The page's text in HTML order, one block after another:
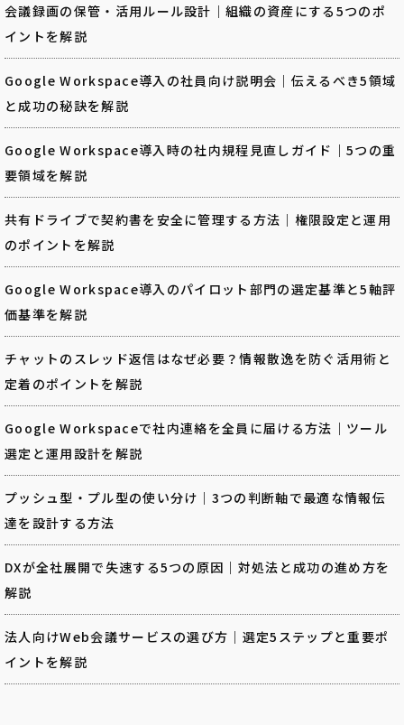
会議録画の保管・活用ルール設計｜組織の資産にする5つのポ
イントを解説
Google Workspace導入の社員向け説明会｜伝えるべき5領域
と成功の秘訣を解説
Google Workspace導入時の社内規程見直しガイド｜5つの重
要領域を解説
共有ドライブで契約書を安全に管理する方法｜権限設定と運用
のポイントを解説
Google Workspace導入のパイロット部門の選定基準と5軸評
価基準を解説
チャットのスレッド返信はなぜ必要？情報散逸を防ぐ活用術と
定着のポイントを解説
Google Workspaceで社内連絡を全員に届ける方法｜ツール
選定と運用設計を解説
プッシュ型・プル型の使い分け｜3つの判断軸で最適な情報伝
達を設計する方法
DXが全社展開で失速する5つの原因｜対処法と成功の進め方を
解説
法人向けWeb会議サービスの選び方｜選定5ステップと重要ポ
イントを解説